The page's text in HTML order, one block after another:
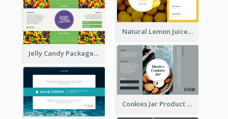
Natural Lemon Juice Label
Jelly Candy Package Label
Cookies Jar Product Label